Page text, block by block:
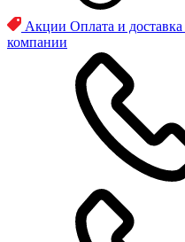
Акции Оплата и доставка
компании